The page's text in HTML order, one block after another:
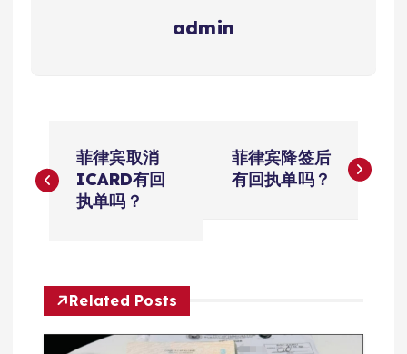
admin
章
航
菲律宾取消
ICARD有回
执单吗？
菲律宾降签后
有回执单吗？
Related Posts